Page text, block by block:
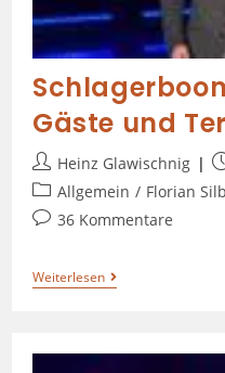
Gäste und
Heinz Glawischnig
Allgemein / Florian
36 Kommentare
Weiterlesen